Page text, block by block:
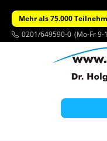
Mehr als 75.000
0201/649590-0 (Mo-Fr 9-